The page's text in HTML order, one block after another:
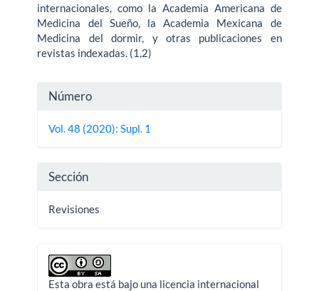
internacionales, como la Academia Americana de
Medicina del Sueño, la Academia Mexicana de
Medicina del dormir, y otras publicaciones en
revistas indexadas. (1,2)
Detalles
del
artículo
Número
Vol. 48 (2020): Supl. 1
Sección
Revisiones
Esta obra está bajo una licencia internacional